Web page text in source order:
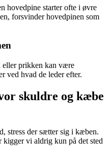
hovedpine starter ofte i øvre
forsvinder hovedpinen som
eller prikken kan være
ved hvad de leder efter.
skuldre og kæbe
stress der sætter sig i kæben.
vi aldrig kun på det sted